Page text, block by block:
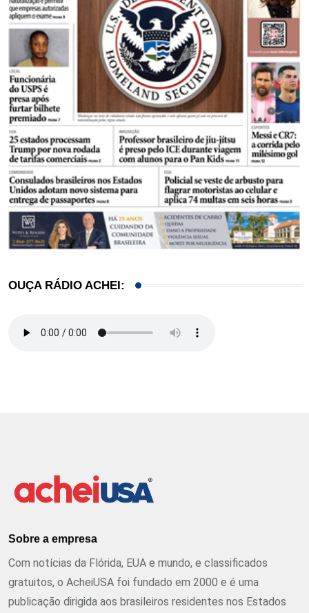
OUÇA RÁDIO ACHEI:
Sobre a empresa
Com notícias da Flórida, EUA e mundo, e classificados
gratuitos, o AcheiUSA foi fundado em 2000 e é uma
publicação dirigida aos brasileiros residentes nos Estados